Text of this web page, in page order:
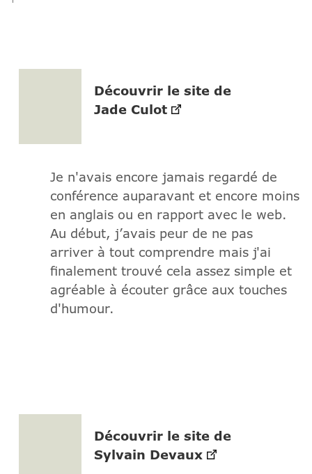
Découvrir le site de
Jade Culot
Je n'avais encore jamais regardé de
conférence auparavant et encore moins
en anglais ou en rapport avec le web.
Au début, j’avais peur de ne pas
arriver à tout comprendre mais j'ai
finalement trouvé cela assez simple et
agréable à écouter grâce aux touches
d'humour.
Découvrir le site de
Sylvain Devaux